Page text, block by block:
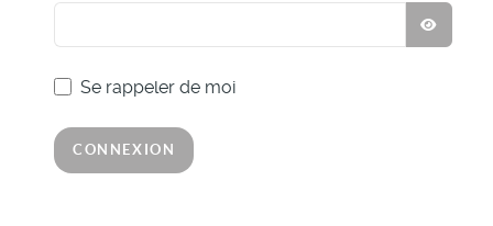
Se rappeler de moi
CONNEXION